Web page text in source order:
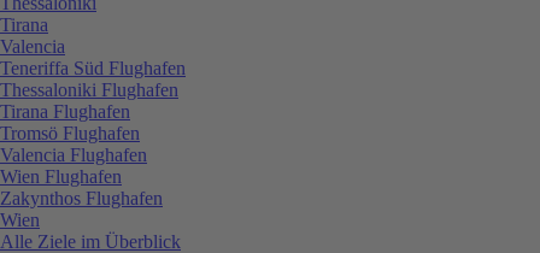
Tirana
Valencia
Teneriffa Süd Flughafen
Thessaloniki Flughafen
Tirana Flughafen
Tromsö Flughafen
Valencia Flughafen
Wien Flughafen
Zakynthos Flughafen
Wien
Alle Ziele im Überblick